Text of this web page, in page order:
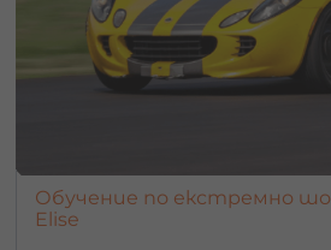
Обучение по екстремно
Elise